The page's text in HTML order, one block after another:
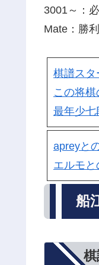
3001～：
Mate：勝
棋譜スタ
この将
最年少七
apreyと
エルモ
船